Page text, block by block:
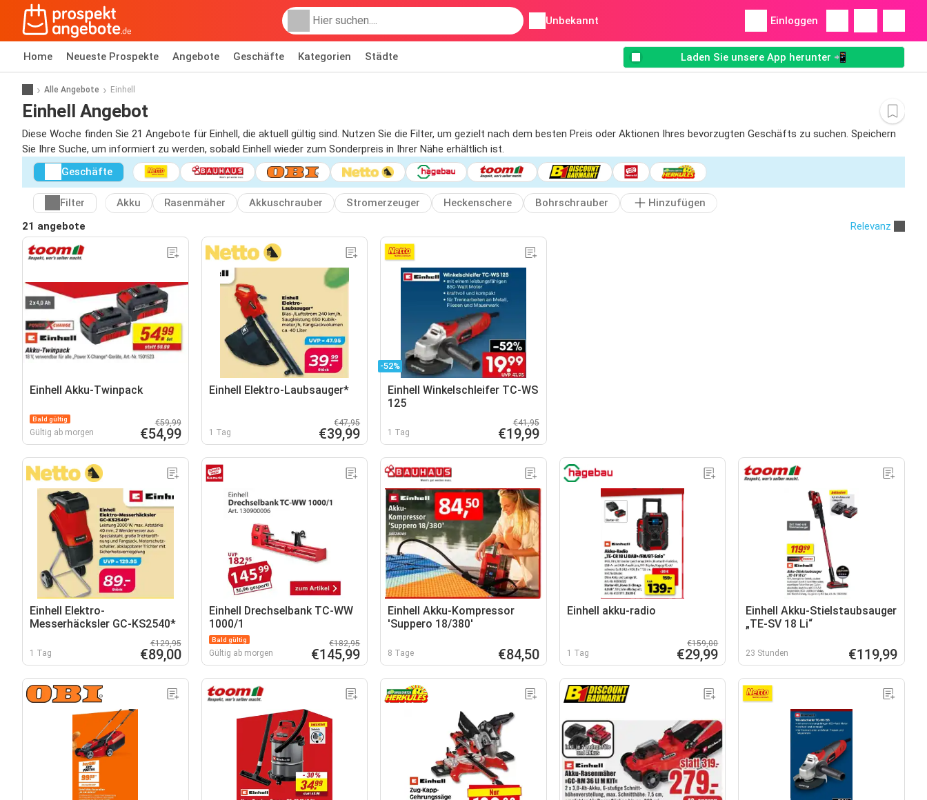
Unbekannt Einloggen
Home Neueste Prospekte Angebote Geschäfte Kategorien Städte Laden Sie unsere App herunter 📲
Alle Angebote Einhell
Einhell Angebot
Diese Woche finden Sie 21 Angebote für Einhell, die aktuell gültig sind. Nutzen Sie die Filter, um gezielt nach dem besten Preis oder Aktionen Ihres bevorzugten Geschäfts zu suchen. Speichern
Sie Ihre Suche, um informiert zu werden, sobald Einhell wieder zum Sonderpreis in Ihrer Nähe erhältlich ist.
Geschäfte
Filter Akku Rasenmäher Akkuschrauber Stromerzeuger Heckenschere Bohrschrauber
Hinzufügen
21 angebote
Relevanz
Einhell Akku-Twinpack
Bald gültig
Gültig ab morgen
€59,99
€54,99
Einhell Elektro-Laubsauger*
1 Tag
€47,95
€39,99
-52%
Einhell Winkelschleifer TC-WS
125
1 Tag
€41,95
€19,99
Einhell Elektro-
Messerhäcksler GC-KS2540*
1 Tag
€129,95
€89,00
Einhell Drechselbank TC-WW
1000/1
Bald gültig
Gültig ab morgen
€182,95
€145,99
Einhell Akku-Kompressor
'Suppero 18/380'
8 Tage €84,50
Einhell akku-radio
1 Tag
€159,00
€29,99
Einhell Akku-Stielstaubsauger
„TE-SV 18 Li“
23 Stunden €119,99